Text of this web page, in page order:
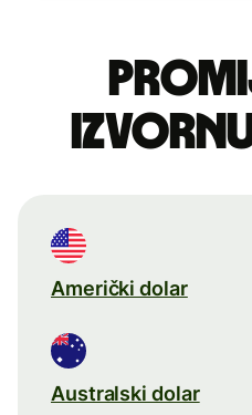
Američki dolar
Australski dolar